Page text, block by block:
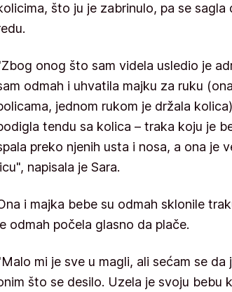
što ju je zabrinulo, pa se sagla
onog što sam videla usledio je
odmah i uhvatila majku za ruku
jednom rukom je držala
tendu sa kolica – traka koju je
preko njenih usta i nosa, a ona je
napisala je Sara.
i majka bebe su odmah sklonile
odmah počela glasno da plače.
mi je sve u magli, ali sećam se da
što se desilo. Uzela je svoju bebu